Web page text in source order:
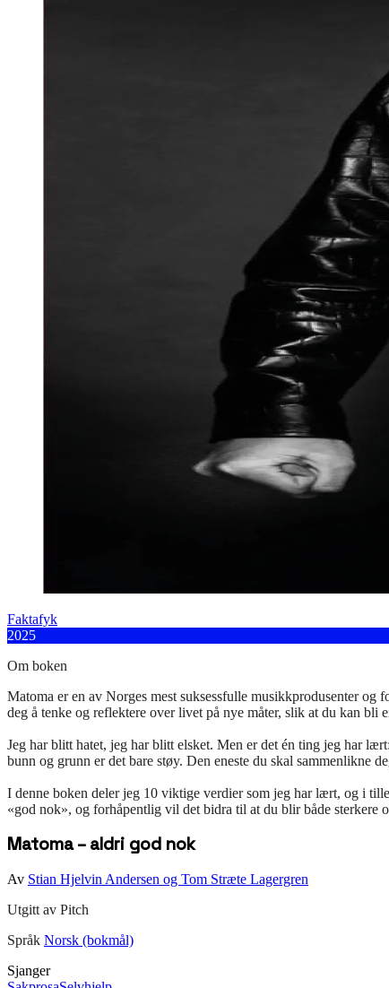
Faktafyk
2025
Om boken
Matoma er en av Norges mest suksessfulle musikkprodusenter
deg å tenke og reflektere over livet på nye måter, slik at du kan bli
Jeg har blitt hatet, jeg har blitt elsket. Men er det én ting jeg har
bunn og grunn er det bare støy. Den eneste du skal sammenlikne
I denne boken deler jeg 10 viktige verdier som jeg har lært, og i
«god nok», og forhåpentlig vil det bidra til at du blir både sterkere
Matoma – aldri god nok
Av Stian Hjelvin Andersen og Tom Stræte Lagergren
Utgitt av Pitch
Språk Norsk (bokmål)
Sjanger